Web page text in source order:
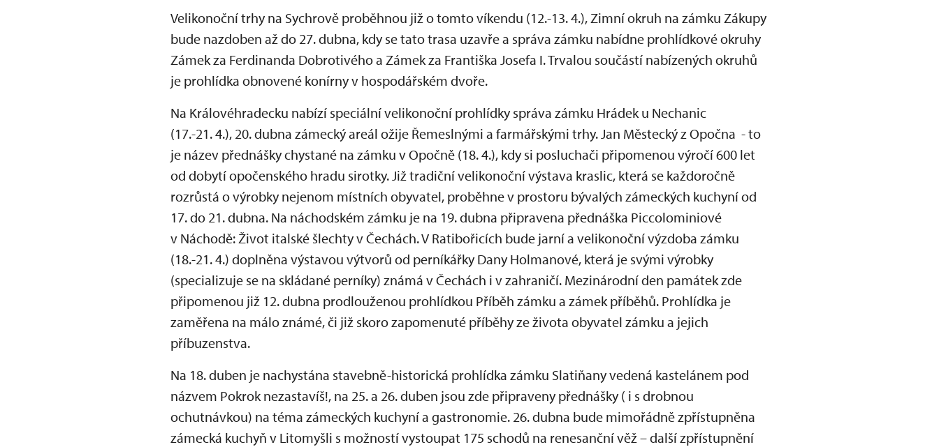
Velikonoční trhy na Sychrově proběhnou již o tomto víkendu (12.-13. 4.), Zimní okruh na zámku Zákupy
bude nazdoben až do 27. dubna, kdy se tato trasa uzavře a správa zámku nabídne prohlídkové okruhy
Zámek za Ferdinanda Dobrotivého a Zámek za Františka Josefa I. Trvalou součástí nabízených okruhů
je prohlídka obnovené konírny v hospodářském dvoře.
Na Královéhradecku nabízí speciální velikonoční prohlídky správa zámku Hrádek u Nechanic
(17.-21. 4.), 20. dubna zámecký areál ožije Řemeslnými a farmářskými trhy. Jan Městecký z Opočna - to
je název přednášky chystané na zámku v Opočně (18. 4.), kdy si posluchači připomenou výročí 600 let
od dobytí opočenského hradu sirotky. Již tradiční velikonoční výstava kraslic, která se každoročně
rozrůstá o výrobky nejenom místních obyvatel, proběhne v prostoru bývalých zámeckých kuchyní od
17. do 21. dubna. Na náchodském zámku je na 19. dubna připravena přednáška Piccolominiové
v Náchodě: Život italské šlechty v Čechách. V Ratibořicích bude jarní a velikonoční výzdoba zámku
(18.-21. 4.) doplněna výstavou výtvorů od perníkářky Dany Holmanové, která je svými výrobky
(specializuje se na skládané perníky) známá v Čechách i v zahraničí. Mezinárodní den památek zde
připomenou již 12. dubna prodlouženou prohlídkou Příběh zámku a zámek příběhů. Prohlídka je
zaměřena na málo známé, či již skoro zapomenuté příběhy ze života obyvatel zámku a jejich
příbuzenstva.
Na 18. duben je nachystána stavebně-historická prohlídka zámku Slatiňany vedená kastelánem pod
názvem Pokrok nezastavíš!, na 25. a 26. duben jsou zde připraveny přednášky ( i s drobnou
ochutnávkou) na téma zámeckých kuchyní a gastronomie. 26. dubna bude mimořádně zpřístupněna
zámecká kuchyň v Litomyšli s možností vystoupat 175 schodů na renesanční věž – další zpřístupnění